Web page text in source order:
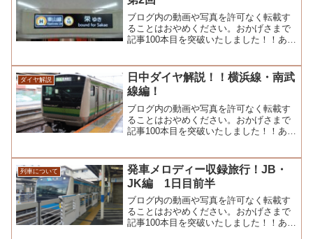
ブログ内の動画や写真を許可なく転載す
ることはおやめください。おかげさまで
記事100本目を突破いたしました！！あり
ダイヤ解説
日中ダイヤ解説！！横浜線・南武
線編！
ブログ内の動画や写真を許可なく転載す
ることはおやめください。おかげさまで
記事100本目を突破いたしました！！あり
列車について
発車メロディー収録旅行！JB・
JK編 1日目前半
ブログ内の動画や写真を許可なく転載す
ることはおやめください。おかげさまで
記事100本目を突破いたしました！！あり